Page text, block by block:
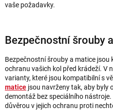
vaše požadavky.
Bezpečnostní šrouby
Bezpečnostní šrouby a matice
ochranu vašich kol před krádeží. V
varianty, které jsou kompatibilní s
matice jsou navrženy tak, aby byly
demontáž bez speciálního
důvěrou v jejich ochranu proti